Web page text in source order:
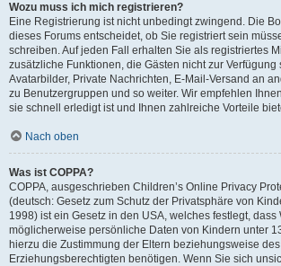
Wozu muss ich mich registrieren?
Eine Registrierung ist nicht unbedingt zwingend. Die
dieses Forums entscheidet, ob Sie registriert sein
schreiben. Auf jeden Fall erhalten Sie als registriertes
zusätzliche Funktionen, die Gästen nicht zur Verfügung
Avatarbilder, Private Nachrichten, E-Mail-Versand an
zu Benutzergruppen und so weiter. Wir empfehlen
sie schnell erledigt ist und Ihnen zahlreiche Vorteile
Nach oben
Was ist COPPA?
COPPA, ausgeschrieben Children’s Online Privacy
(deutsch: Gesetz zum Schutz der Privatsphäre von
1998) ist ein Gesetz in den USA, welches festlegt, dass
möglicherweise persönliche Daten von Kindern unter
hierzu die Zustimmung der Eltern beziehungsweise
Erziehungsberechtigten benötigen. Wenn Sie sich